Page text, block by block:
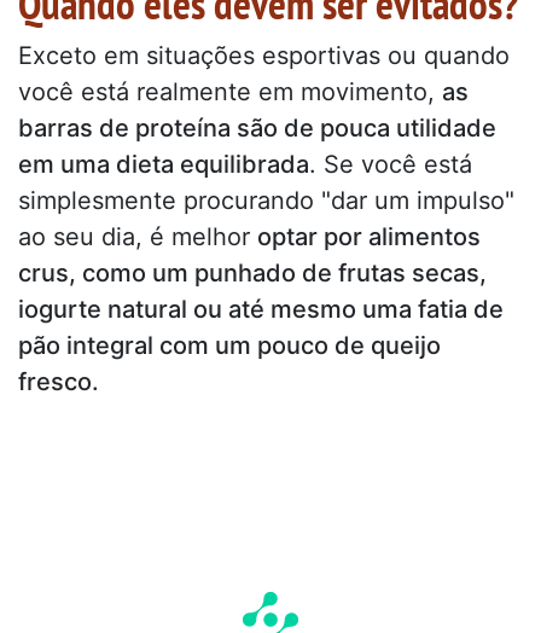
Exceto em situações esportivas ou quando
você está realmente em movimento, as
barras de proteína são de pouca utilidade
em uma dieta equilibrada. Se você está
simplesmente procurando "dar um impulso"
ao seu dia, é melhor optar por alimentos
crus, como um punhado de frutas secas,
iogurte natural ou até mesmo uma fatia de
pão integral com um pouco de queijo
fresco.